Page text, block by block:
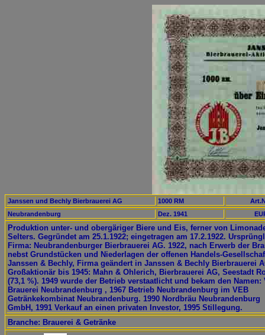
Janssen und Bechly Bierbrauerei AG 1000 RM
Neubrandenburg
Dez. 1941
Produktion unter- und obergäriger Biere und Eis, ferner von
Selters. Gegründet am 25.1.1922; eingetragen am 17.2.1922.
Firma: Neubrandenburger Bierbrauerei AG. 1922, nach Erwerb der
nebst Grundstücken und Niederlagen der offenen Handels-
Janssen & Bechly, Firma geändert in Janssen & Bechly Bierbrauerei
Großaktionär bis 1945: Mahn & Ohlerich, Bierbrauerei AG, Seestadt
(73,1 %). 1949 wurde der Betrieb verstaatlicht und bekam den Namen:
Brauerei Neubrandenburg , 1967 Betrieb Neubrandenburg im VEB
Getränkekombinat Neubrandenburg. 1990 Nordbräu Neubrandenburg
GmbH, 1991 Verkauf an einen privaten Investor, 1995 Stillegung.
Branche: Brauerei & Getränke